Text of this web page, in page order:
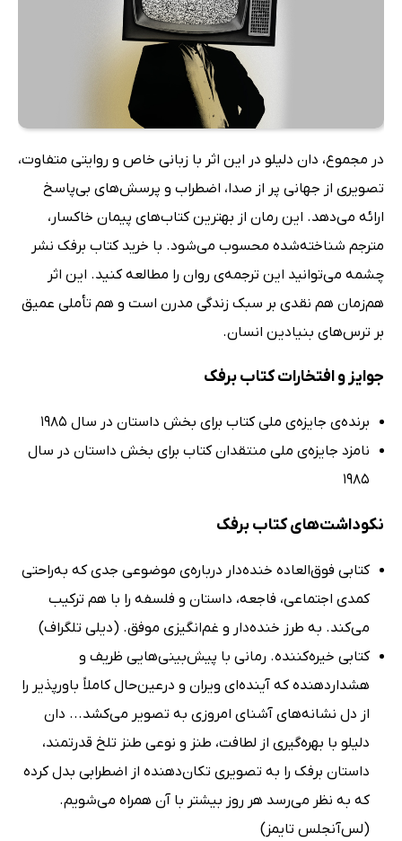
در مجموع، دان دلیلو در این اثر با زبانی خاص و روایتی متفاوت،
تصویری از جهانی پر از صدا، اضطراب و پرسش‌های بی‌پاسخ
ارائه می‌دهد. این رمان از بهترین کتاب‌های پیمان خاکسار،
مترجم شناخته‌شده محسوب می‌شود. با خرید کتاب برفک نشر
چشمه می‌توانید این ترجمه‌ی روان را مطالعه کنید. این اثر
هم‌زمان هم نقدی بر سبک زندگی مدرن است و هم تأملی عمیق
بر ترس‌های بنیادین انسان.
جوایز و افتخارات کتاب برفک
برنده‌ی جایزه‌ی ملی کتاب برای بخش داستان در سال 1985
نامزد جایزه‌ی ملی منتقدان کتاب برای بخش داستان در سال
1985
نکوداشت‌های کتاب برفک
کتابی فوق‌العاده خنده‌دار درباره‌ی موضوعی جدی که به‌راحتی
کمدی اجتماعی، فاجعه، داستان و فلسفه را با هم ترکیب
می‌کند. به طرز خنده‌دار و غم‌انگیزی موفق. (دیلی تلگراف)
کتابی خیره‌کننده. رمانی با پیش‌بینی‌هایی ظریف و
هشداردهنده که آینده‌ای ویران و درعین‌حال کاملاً باورپذیر را
از دل نشانه‌های آشنای امروزی به تصویر می‌کشد... دان
دلیلو با بهره‌گیری از لطافت، طنز و نوعی طنز تلخ قدرتمند،
داستان برفک را به تصویری تکان‌دهنده از اضطرابی بدل کرده
که به نظر می‌رسد هر روز بیشتر با آن همراه می‌شویم.
(لس‌آنجلس تایمز)